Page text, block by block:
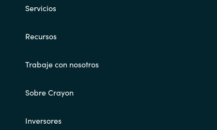
Servicios
Recursos
Trabaje con nosotros
Sobre Crayon
Inversores